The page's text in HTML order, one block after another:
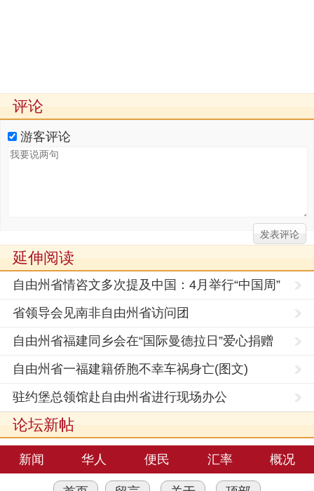
评论
游客评论
延伸阅读
自由州省情咨文多次提及中国：4月举行“中国周”
省领导会见南非自由州省访问团
自由州省福建同乡会在“国际曼德拉日”爱心捐赠
自由州省一福建籍侨胞不幸车祸身亡(图文)
驻约堡总领馆赴自由州省进行现场办公
论坛新帖
新闻 华人 便民 汇率 概况